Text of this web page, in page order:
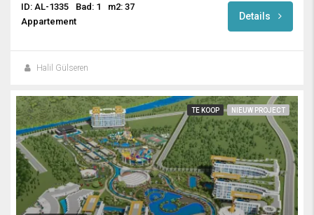
ID: AL-1335 Bad: 1
m2: 37
Appartement
Details
Halil Gülseren
TE KOOP NIEUW PROJECT